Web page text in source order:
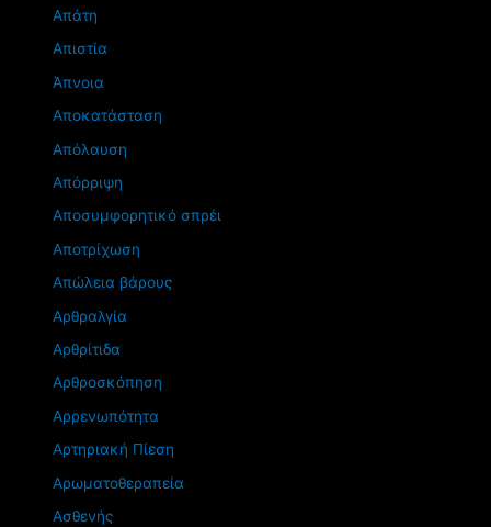
Απάτη
Απιστία
Άπνοια
Αποκατάσταση
Απόλαυση
Απόρριψη
Αποσυμφορητικό σπρέι
Αποτρίχωση
Απώλεια βάρους
Αρθραλγία
Αρθρίτιδα
Αρθροσκόπηση
Αρρενωπότητα
Αρτηριακή Πίεση
Αρωματοθεραπεία
Ασθενής